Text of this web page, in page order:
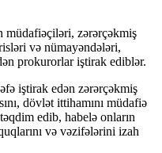
müdafiəçiləri, zərərçəkmiş
və nümayəndələri,
prokurorlar iştirak ediblər.
iştirak edən zərərçəkmiş
dövlət ittihamını müdafiə
edib, habelə onların
və vəzifələrini izah